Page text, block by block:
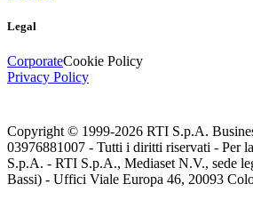
Legal
CorporateCookie Policy
Privacy Policy
Copyright © 1999-2026 RTI S.p.A.
03976881007 - Tutti i diritti riservati - Per
S.p.A. - RTI S.p.A., Mediaset N.V., sede
Bassi) - Uffici Viale Europa 46, 20093